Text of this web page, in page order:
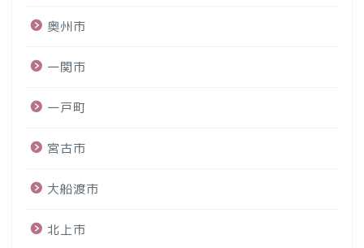
奥州市
一関市
一戸町
宮古市
大船渡市
北上市